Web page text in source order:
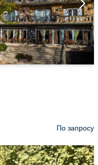
По запросу